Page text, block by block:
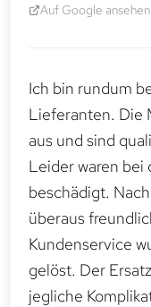
Auf Google ansehen
Ich bin rundum
Lieferanten. Die
aus und sind
Leider waren
beschädigt.
überaus
Kundenservice
gelöst. Der
jegliche